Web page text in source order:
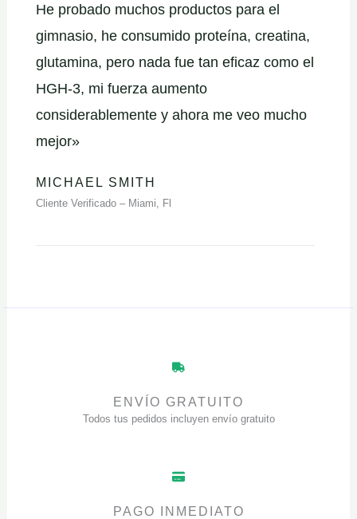
He probado muchos productos para el
gimnasio, he consumido proteína, creatina,
glutamina, pero nada fue tan eficaz como el
HGH-3, mi fuerza aumento
considerablemente y ahora me veo mucho
mejor»
MICHAEL SMITH
Cliente Verificado – Miami, Fl
ENVÍO GRATUITO
Todos tus pedidos incluyen envío gratuito
PAGO INMEDIATO